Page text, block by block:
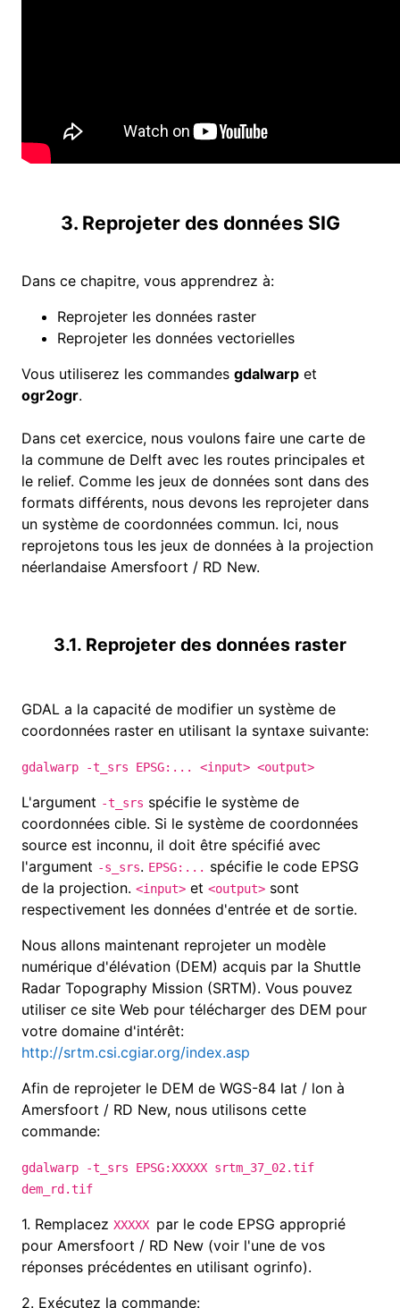
3. Reprojeter des données SIG
Dans ce chapitre, vous apprendrez à:
Reprojeter les données raster
Reprojeter les données vectorielles
Vous utiliserez les commandes gdalwarp et
ogr2ogr.
Dans cet exercice, nous voulons faire une carte de
la commune de Delft avec les routes principales et
le relief. Comme les jeux de données sont dans des
formats différents, nous devons les reprojeter dans
un système de coordonnées commun. Ici, nous
reprojetons tous les jeux de données à la projection
néerlandaise Amersfoort / RD New.
3.1. Reprojeter des données raster
GDAL a la capacité de modifier un système de
coordonnées raster en utilisant la syntaxe suivante:
gdalwarp -t_srs EPSG:... <input> <output>
L'argument -t_srs spécifie le système de
coordonnées cible. Si le système de coordonnées
source est inconnu, il doit être spécifié avec
l'argument -s_srs. EPSG:... spécifie le code EPSG
de la projection. <input> et <output> sont
respectivement les données d'entrée et de sortie.
Nous allons maintenant reprojeter un modèle
numérique d'élévation (DEM) acquis par la Shuttle
Radar Topography Mission (SRTM). Vous pouvez
utiliser ce site Web pour télécharger des DEM pour
votre domaine d'intérêt:
http://srtm.csi.cgiar.org/index.asp
Afin de reprojeter le DEM de WGS-84 lat / lon à
Amersfoort / RD New, nous utilisons cette
commande:
gdalwarp -t_srs EPSG:XXXXX srtm_37_02.tif
dem_rd.tif
1. Remplacez XXXXX par le code EPSG approprié
pour Amersfoort / RD New (voir l'une de vos
réponses précédentes en utilisant ogrinfo).
2. Exécutez la commande: